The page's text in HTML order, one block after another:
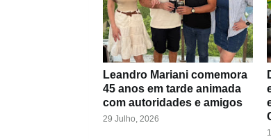
Leandro Mariani comemora
45 anos em tarde animada
com autoridades e amigos
29 Julho, 2026